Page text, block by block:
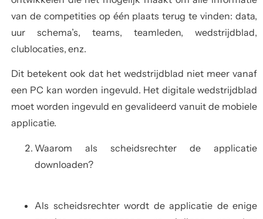
van de competities op één plaats terug te vinden: data,
uur schema’s, teams, teamleden, wedstrijdblad,
clublocaties, enz.
Dit betekent ook dat het wedstrijdblad niet meer vanaf
een PC kan worden ingevuld. Het digitale wedstrijdblad
moet worden ingevuld en gevalideerd vanuit de mobiele
applicatie.
Waarom als scheidsrechter de applicatie
downloaden?
Als scheidsrechter wordt de applicatie de enige